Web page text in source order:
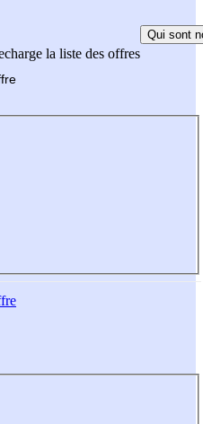
la liste des offres
Qui sont